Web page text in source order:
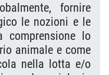
fornire
le nozioni e le
comprensione lo
animale e come
nella lotta e/o